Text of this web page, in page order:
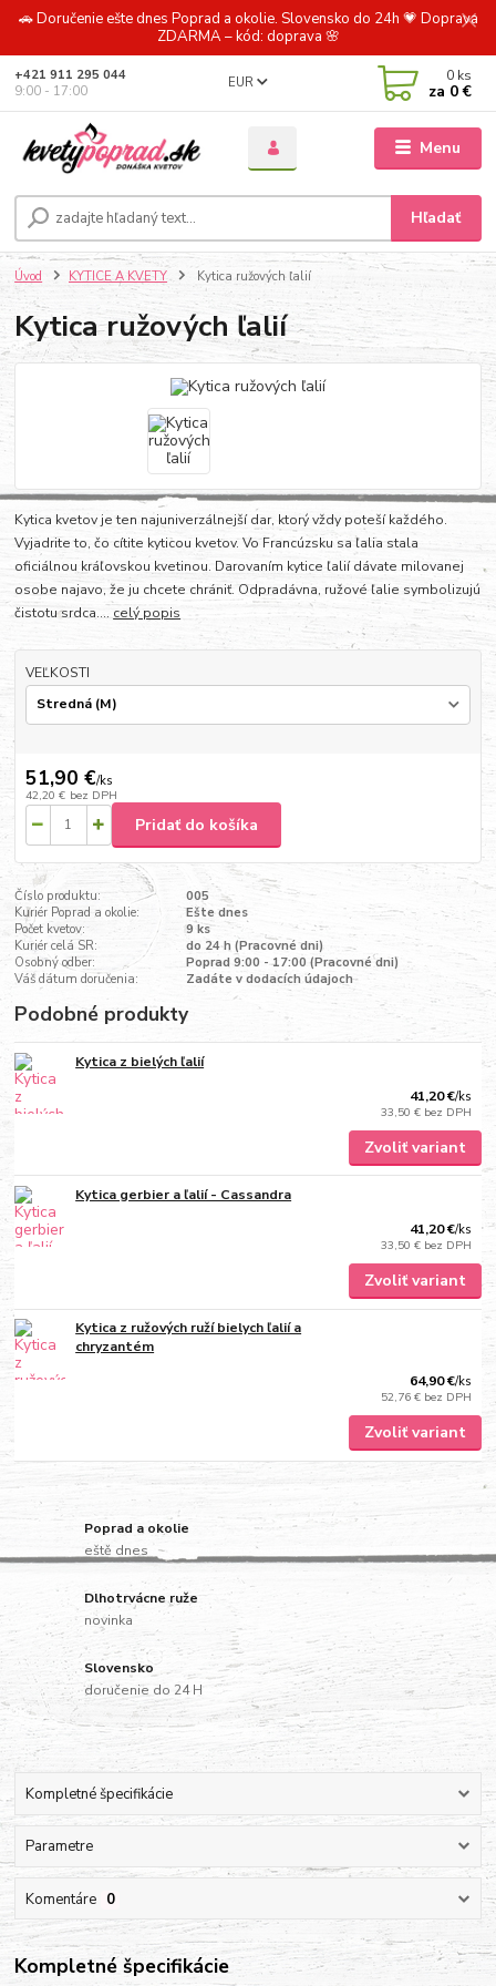
🚗 Doručenie ešte dnes Poprad a okolie. Slovensko do 24h 💗 Doprava
ZDARMA – kód: doprava 🌸
Menu
EUR
Hľadať
+421 911 295 044
9:00 - 17:00
0 ks
za 0 €
Úvod KYTICE A KVETY Kytica ružových ľalií
Kytica ružových ľalií
Kytica kvetov je ten najuniverzálnejší dar, ktorý vždy poteší každého.
Vyjadrite to, čo cítite kyticou kvetov. Vo Francúzsku sa ľalia stala
oficiálnou kráľovskou kvetinou. Darovaním kytice ľalií dávate milovanej
osobe najavo, že ju chcete chrániť. Odpradávna, ružové ľalie symbolizujú
čistotu srdca.... celý popis
VEĽKOSTI
51,90 €/ks
42,20 € bez DPH
Pridať do košíka
Číslo produktu:
005
Kuriér Poprad a okolie:
Ešte dnes
Počet kvetov:
9 ks
Kuriér celá SR:
do 24 h (Pracovné dni)
Osobný odber:
Poprad 9:00 - 17:00 (Pracovné dni)
Váš dátum doručenia:
Zadáte v dodacích údajoch
Podobné produkty
Kytica z bielých ľalií
41,20 €/ks
33,50 € bez DPH
Zvoliť variant
Kytica gerbier a ľalií - Cassandra
41,20 €/ks
33,50 € bez DPH
Zvoliť variant
Kytica z ružových ruží bielych ľalií a
chryzantém
64,90 €/ks
52,76 € bez DPH
Zvoliť variant
Poprad a okolie
eště dnes
Dlhotrvácne ruže
novinka
Slovensko
doručenie do 24 H
Kompletné špecifikácie
Parametre
Komentáre 0
Kompletné špecifikácie